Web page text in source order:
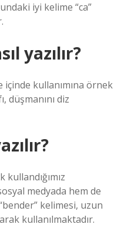
iyi kelime “ca”
yazılır?
kullanımına örnek
düşmanını diz
kullandığımız
medyada hem de
kelimesi, uzun
kullanılmaktadır.